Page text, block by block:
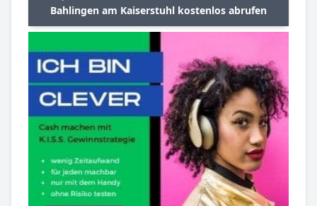
Bahlingen am Kaiserstuhl kostenlos abrufen